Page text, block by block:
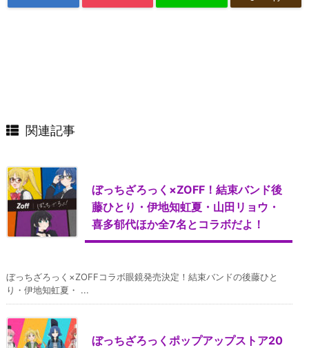
関連記事
ぼっちざろっく×ZOFF！結束バンド後
藤ひとり・伊地知虹夏・山田リョウ・
喜多郁代ほか全7名とコラボだよ！
ぼっちざろっく×ZOFFコラボ眼鏡発売決定！結束バンドの後藤ひと
り・伊地知虹夏・ ...
ぼっちざろっくポップアップストア20